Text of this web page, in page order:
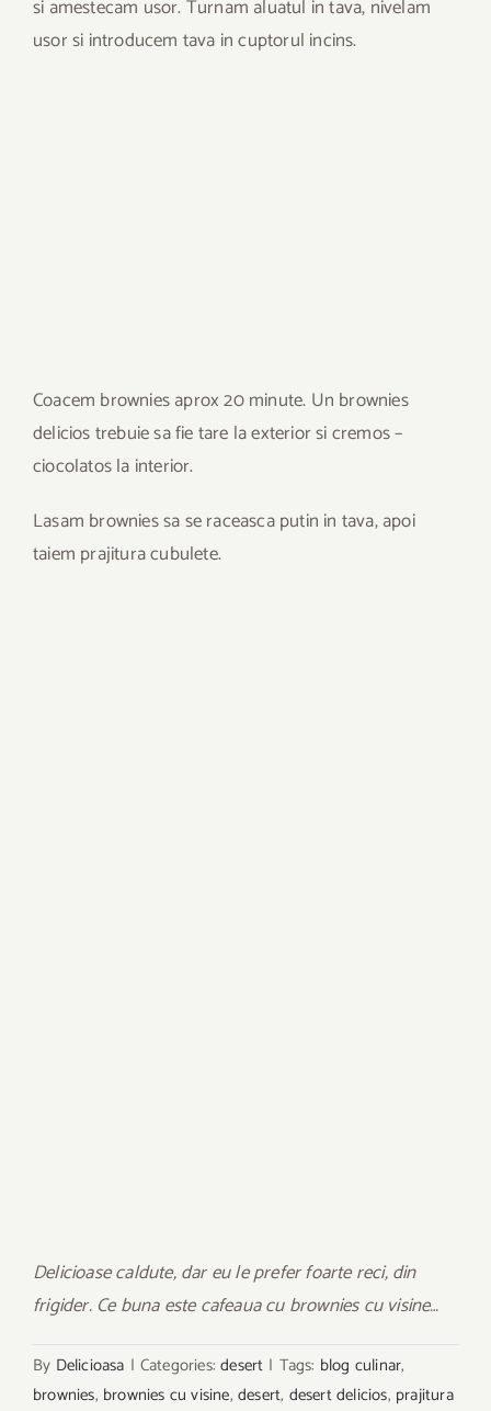
si amestecam usor. Turnam aluatul in tava, nivelam
usor si introducem tava in cuptorul incins.
Coacem brownies aprox 20 minute. Un brownies
delicios trebuie sa fie tare la exterior si cremos –
ciocolatos la interior.
Lasam brownies sa se raceasca putin in tava, apoi
taiem prajitura cubulete.
Delicioase caldute, dar eu le prefer foarte reci, din
frigider. Ce buna este cafeaua cu brownies cu visine…
By Delicioasa | Categories:desert | Tags: blog culinar,
brownies, brownies cu visine,desert, desert delicios, prajitura